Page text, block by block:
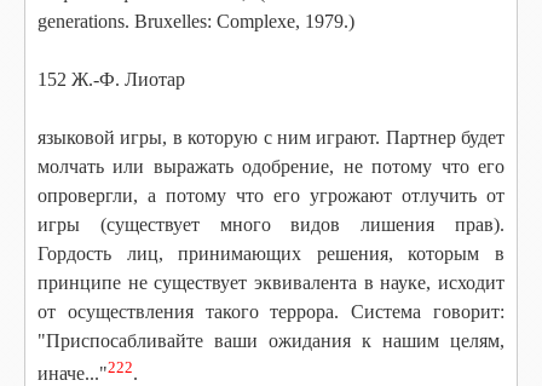
generations. Bruxelles: Complexe, 1979.)
152 Ж.-Ф. Лиотар
языковой игры, в которую с ним играют. Партнер будет
молчать или выражать одобрение, не потому что его
опровергли, а потому что его угрожают отлучить от
игры (существует много видов лишения прав).
Гордость лиц, принимающих решения, которым в
принципе не существует эквивалента в науке, исходит
от осуществления такого террора. Система говорит:
"Приспосабливайте ваши ожидания к нашим целям,
иначе..."222.